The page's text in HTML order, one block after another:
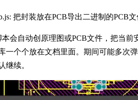
把封装放在PCB导出二进制的PCB
会自动创原理图或PCB文件，把当前
一个个放在文档里面。期间可能多次弹
继续。